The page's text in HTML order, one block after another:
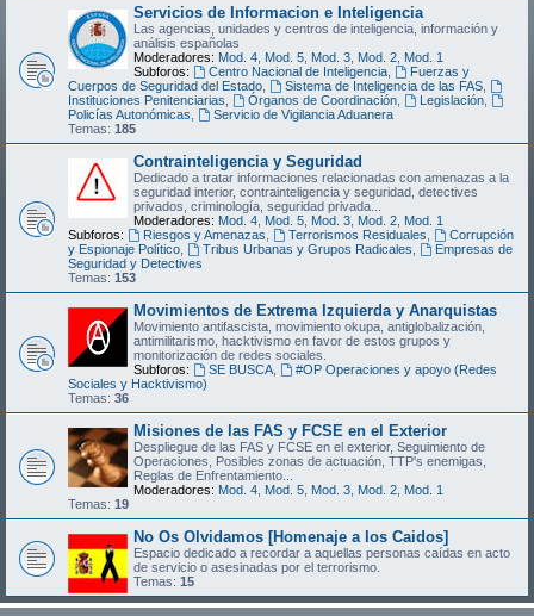
Servicios de Informacion e Inteligencia
Las agencias, unidades y centros de inteligencia, información y
análisis españolas
Moderadores: Mod. 4 Mod. 5 Mod. 3 Mod. 2 Mod. 1
Subforos:
Centro Nacional de Inteligencia,
Fuerzas y
Cuerpos de Seguridad del Estado
Sistema de Inteligencia de las FAS,
Instituciones Penitenciarias
Órganos de Coordinación, Legislación,
Policías Autonómicas
Servicio de Vigilancia Aduanera
Temas: 185
Contrainteligencia y Seguridad
Dedicado a tratar informaciones relacionadas con amenazas a la
seguridad interior, contrainteligencia y seguridad, detectives
privados, criminología, seguridad privada...
Moderadores: Mod. 4 Mod. 5 Mod. 3 Mod. 2 Mod. 1
Subforos:
Riesgos y Amenazas Terrorismos Residuales
Corrupción
y Espionaje Político
Tribus Urbanas y Grupos Radicales
Empresas de
Seguridad y Detectives
Temas: 153
Movimientos de Extrema Izquierda y Anarquistas
Movimiento antifascista, movimiento okupa, antiglobalización,
antimilitarismo, hacktivismo en favor de estos grupos y
monitorización de redes sociales.
Subforos:
SE BUSCA,
#OP Operaciones y apoyo (Redes
Sociales y Hacktivismo)
Temas: 36
Misiones de las FAS y FCSE en el Exterior
Despliegue de las FAS y FCSE en el exterior, Seguimiento de
Operaciones, Posibles zonas de actuación, TTP's enemigas,
Reglas de Enfrentamiento...
Moderadores: Mod. 4 Mod. 5 Mod. 3 Mod. 2 Mod. 1
Temas: 19
No Os Olvidamos [Homenaje a los Caidos]
Espacio dedicado a recordar a aquellas personas caídas en acto
de servicio o asesinadas por el terrorismo.
Temas: 15